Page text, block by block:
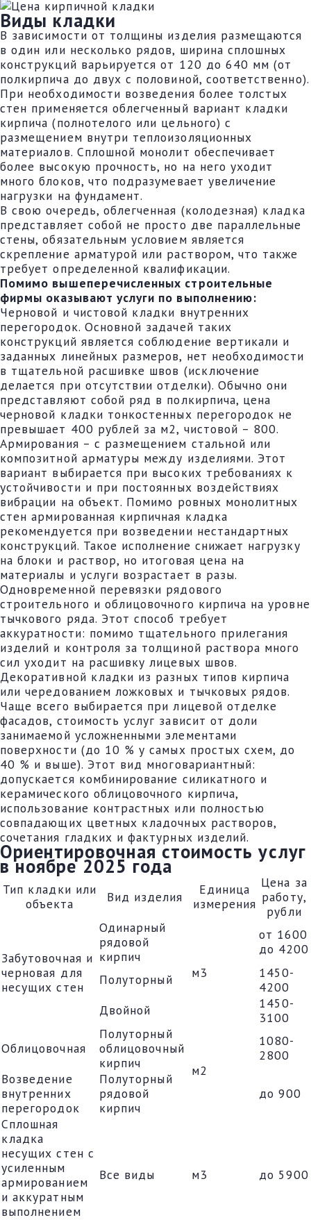
Виды кладки
В зависимости от толщины изделия размещаются
в один или несколько рядов, ширина сплошных
конструкций варьируется от 120 до 640 мм (от
полкирпича до двух с половиной, соответственно).
При необходимости возведения более толстых
стен применяется облегченный вариант кладки
кирпича (полнотелого или цельного) с
размещением внутри теплоизоляционных
материалов. Сплошной монолит обеспечивает
более высокую прочность, но на него уходит
много блоков, что подразумевает увеличение
нагрузки на фундамент.
В свою очередь, облегченная (колодезная) кладка
представляет собой не просто две параллельные
стены, обязательным условием является
скрепление арматурой или раствором, что также
требует определенной квалификации.
Помимо вышеперечисленных строительные
фирмы оказывают услуги по выполнению:
Черновой и чистовой кладки внутренних
перегородок. Основной задачей таких
конструкций является соблюдение вертикали и
заданных линейных размеров, нет необходимости
в тщательной расшивке швов (исключение
делается при отсутствии отделки). Обычно они
представляют собой ряд в полкирпича, цена
черновой кладки тонкостенных перегородок не
превышает 400 рублей за м2, чистовой – 800.
Армирования – с размещением стальной или
композитной арматуры между изделиями. Этот
вариант выбирается при высоких требованиях к
устойчивости и при постоянных воздействиях
вибрации на объект. Помимо ровных монолитных
стен армированная кирпичная кладка
рекомендуется при возведении нестандартных
конструкций. Такое исполнение снижает нагрузку
на блоки и раствор, но итоговая цена на
материалы и услуги возрастает в разы.
Одновременной перевязки рядового
строительного и облицовочного кирпича на уровне
тычкового ряда. Этот способ требует
аккуратности: помимо тщательного прилегания
изделий и контроля за толщиной раствора много
сил уходит на расшивку лицевых швов.
Декоративной кладки из разных типов кирпича
или чередованием ложковых и тычковых рядов.
Чаще всего выбирается при лицевой отделке
фасадов, стоимость услуг зависит от доли
занимаемой усложненными элементами
поверхности (до 10 % у самых простых схем, до
40 % и выше). Этот вид многовариантный:
допускается комбинирование силикатного и
керамического облицовочного кирпича,
использование контрастных или полностью
совпадающих цветных кладочных растворов,
сочетания гладких и фактурных изделий.
Ориентировочная стоимость услуг
в ноябре 2025 года
Тип кладки или
объекта
Вид изделия
Единица
измерения
Цена за
работу,
рубли
Забутовочная и
черновая для
несущих стен
Одинарный
рядовой
кирпич
м3
от 1600
до 4200
Полуторный
1450-
4200
Двойной
1450-
3100
Облицовочная
Полуторный
облицовочный
кирпич
м2
1080-
2800
Возведение
внутренних
перегородок
Полуторный
рядовой
кирпич
до 900
Сплошная
кладка
несущих стен с
усиленным
армированием
и аккуратным
выполнением
Все виды м3 до 5900